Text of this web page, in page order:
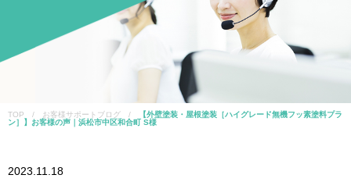
TOP / お客様サポートブログ /
【外壁塗装・屋根塗装［ハイグレード無機フッ素塗料プラ
ン］】お客様の声｜浜松市中区和合町 S様
2023.11.18